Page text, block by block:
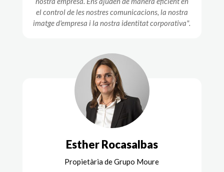
el control de les nostres comunicacions, la nostra
imatge d'empresa i la nostra identitat corporativa".
Esther Rocasalbas
Propietària de Grupo Moure